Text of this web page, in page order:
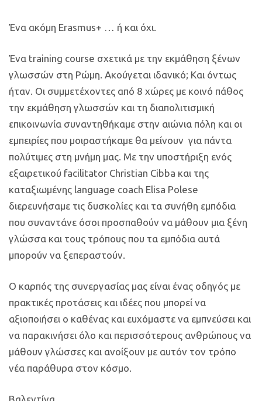
Ένα ακόμη Erasmus+ … ή και όχι.
Ένα training course σχετικά με την εκμάθηση ξένων
γλωσσών στη Ρώμη. Ακούγεται ιδανικό; Και όντως
ήταν. Οι συμμετέχοντες από 8 χώρες με κοινό πάθος
την εκμάθηση γλωσσών και τη διαπολιτισμική
επικοινωνία συναντηθήκαμε στην αιώνια πόλη και οι
εμπειρίες που μοιραστήκαμε θα μείνουν για πάντα
πολύτιμες στη μνήμη μας. Με την υποστήριξη ενός
εξαιρετικού facilitator Christian Cibba και της
καταξιωμένης language coach Elisa Polese
διερευνήσαμε τις δυσκολίες και τα συνήθη εμπόδια
που συναντάνε όσοι προσπαθούν να μάθουν μια ξένη
γλώσσα και τους τρόπους που τα εμπόδια αυτά
μπορούν να ξεπεραστούν.
Ο καρπός της συνεργασίας μας είναι ένας οδηγός με
πρακτικές προτάσεις και ιδέες που μπορεί να
αξιοποιήσει ο καθένας και ευχόμαστε να εμπνεύσει και
να παρακινήσει όλο και περισσότερους ανθρώπους να
μάθουν γλώσσες και ανοίξουν με αυτόν τον τρόπο
νέα παράθυρα στον κόσμο.